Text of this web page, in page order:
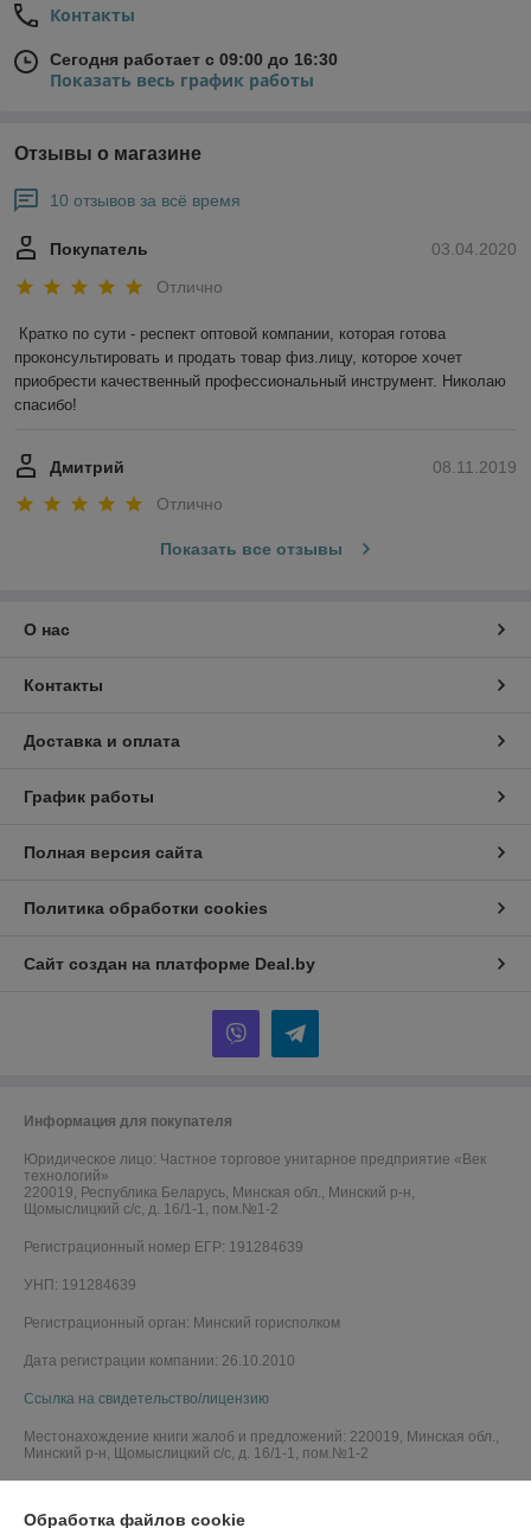
Контакты
Сегодня работает с 09:00 до 16:30
Показать весь график работы
Отзывы о магазине
10 отзывов за всё время
03.04.2020
Покупатель
Отлично
Кратко по сути - респект оптовой компании, которая готова
проконсультировать и продать товар физ.лицу, которое хочет
приобрести качественный профессиональный инструмент. Николаю
спасибо!
08.11.2019
Дмитрий
Отлично
Показать все отзывы
О нас
Контакты
Доставка и оплата
График работы
Полная версия сайта
Политика обработки cookies
Сайт создан на платформе Deal.by
Информация для покупателя
Юридическое лицо: Частное торговое унитарное предприятие «Век
технологий»
220019, Республика Беларусь, Минская обл., Минский р-н,
Щомыслицкий с/с, д. 16/1-1, пом.№1-2
Регистрационный номер ЕГР: 191284639
УНП: 191284639
Регистрационный орган: Минский горисполком
Дата регистрации компании: 26.10.2010
Ссылка на свидетельство/лицензию
Местонахождение книги жалоб и предложений: 220019, Минская обл.,
Минский р-н, Щомыслицкий с/с, д. 16/1-1, пом.№1-2
Обработка файлов cookie